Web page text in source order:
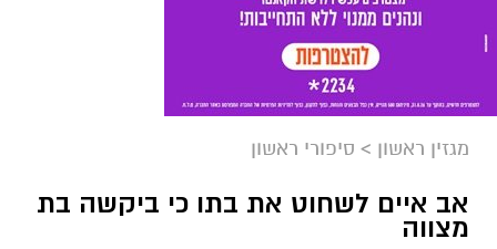
מגזין ראשון > סיפורי ראשון
אב איים לשחוט את בתו כי ביקשה בת
מצווה